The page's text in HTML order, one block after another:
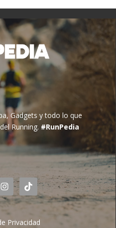
Gadgets y todo lo que
Running. #RunPedia
Privacidad